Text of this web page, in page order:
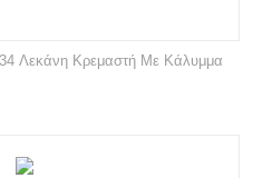
Λεκάνη Κρεμαστή Με Κάλυμμα